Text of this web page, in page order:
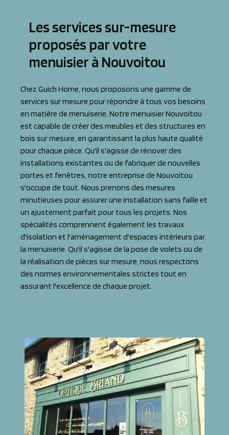
Les services sur-mesure
proposés par votre
menuisier à Nouvoitou
Chez Guich Home, nous proposons une gamme de
services sur mesure pour répondre à tous vos besoins
en matière de menuiserie. Notre menuisier Nouvoitou
est capable de créer des meubles et des structures en
bois sur mesure, en garantissant la plus haute qualité
pour chaque pièce. Qu'il s'agisse de rénover des
installations existantes ou de fabriquer de nouvelles
portes et fenêtres, notre entreprise de Nouvoitou
s'occupe de tout. Nous prenons des mesures
minutieuses pour assurer une installation sans faille et
un ajustement parfait pour tous les projets. Nos
spécialités comprennent également les travaux
d'isolation et l'aménagement d'espaces intérieurs par
la menuiserie. Qu'il s'agisse de la pose de volets ou de
la réalisation de pièces sur mesure, nous respectons
des normes environnementales strictes tout en
assurant l'excellence de chaque projet.